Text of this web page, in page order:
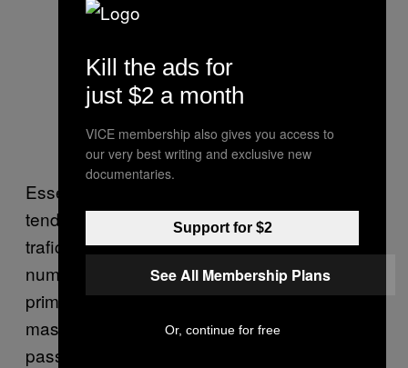
Esses anúncios apontam para uma nova
tendência da internet. Dez anos atrás, todo
traficante com uma presença online vendia
num mercado central: oSilk Road. Esse
primeiro criptomercado era tipo um Craiglist,
mas para bens ilegais. Drogas, armas,
passaportes, tudo era comprado e vendido
Kill the ads for
just $2 a month
VICE membership also gives you access to
our very best writing and exclusive new
documentaries.
Support for $2
See All Membership Plans
Or, continue for free